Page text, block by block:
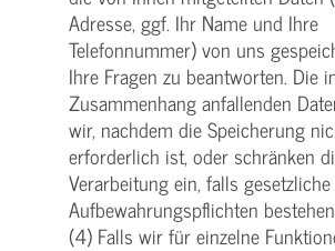
Adresse, ggf. Ihr Name und Ihre
Telefonnummer) von uns
Ihre Fragen zu beantworten. Die
Zusammenhang anfallenden
wir, nachdem die Speicherung
erforderlich ist, oder schränken
Verarbeitung ein, falls gesetzliche
Aufbewahrungspflichten
(4) Falls wir für einzelne